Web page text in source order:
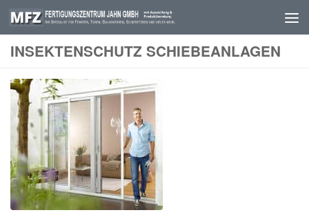
Skip to content
INSEKTENSCHUTZ SCHIEBEANLAGEN